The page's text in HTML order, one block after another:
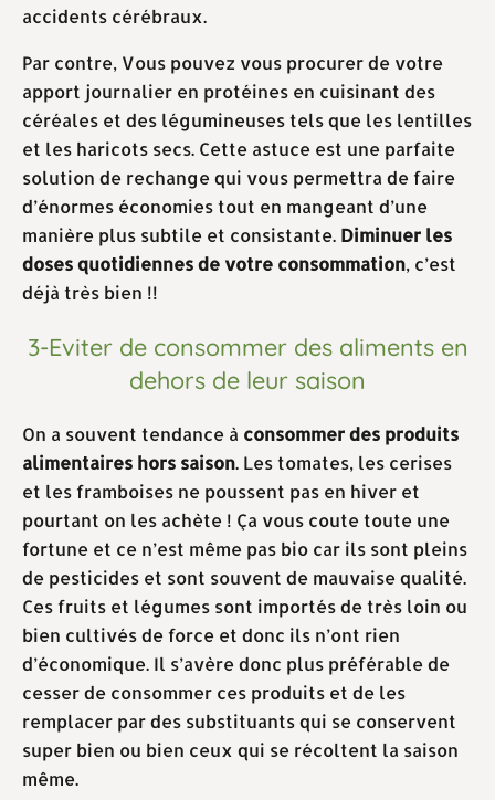
accidents cérébraux.
Par contre, Vous pouvez vous procurer de votre
apport journalier en protéines en cuisinant des
céréales et des légumineuses tels que les lentilles
et les haricots secs. Cette astuce est une parfaite
solution de rechange qui vous permettra de faire
d’énormes économies tout en mangeant d’une
manière plus subtile et consistante. Diminuer les
doses quotidiennes de votre consommation, c’est
déjà très bien !!
3-Eviter de consommer des aliments en
dehors de leur saison
On a souvent tendance à consommer des produits
alimentaires hors saison. Les tomates, les cerises
et les framboises ne poussent pas en hiver et
pourtant on les achète ! Ça vous coute toute une
fortune et ce n’est même pas bio car ils sont pleins
de pesticides et sont souvent de mauvaise qualité.
Ces fruits et légumes sont importés de très loin ou
bien cultivés de force et donc ils n’ont rien
d’économique. Il s’avère donc plus préférable de
cesser de consommer ces produits et de les
remplacer par des substituants qui se conservent
super bien ou bien ceux qui se récoltent la saison
même.